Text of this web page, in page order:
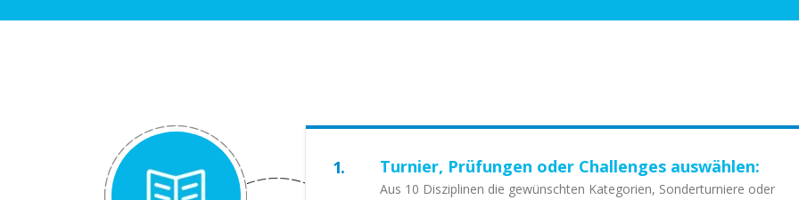
1. Turnier, Prüfungen oder Challenges auswählen:
Aus 10 Disziplinen die gewünschten Kategorien, Sonderturniere oder